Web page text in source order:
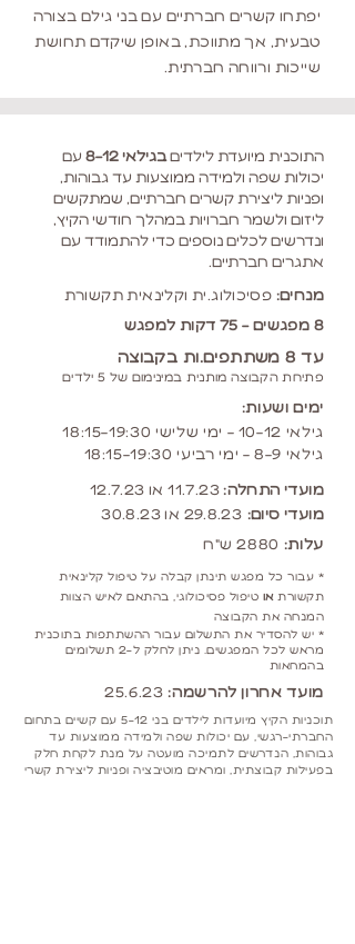
יפתחו קשרים חברתיים עם בני גילם בצורה
טבעית, אך מתווכת, באופן שיקדם תחושת
שייכות ורווחה חברתית.
התוכנית מיועדת לילדיםבגילאי 8-12
עם
יכולות שפה ולמידה ממוצעות עד גבוהות,
ופניות ליצירת קשרים חברתיים, שמתקשים
ליזום ולשמר חברויות במהלך חודשי הקיץ,
ונדרשים לכלים נוספים כדי להתמודד עם
אתגרים חברתיים.
מנחים: פסיכולוג.ית וקלינאית תקשורת
8 מפגשים - 75 דקות למפגש
עד 8 משתתפים.ות בקבוצה
פתיחת הקבוצה מותנית במינימום של 5 ילדים
ימים ושעות:
גילאי 10-12 - ימי שלישי 18:15-19:30
גילאי 8-9 - ימי רביעי 18:15-19:30
מועדי התחלה:11.7.23 או 12.7.23
מועדי סיום: 29.8.23 או 30.8.23
עלות: 2880 ש"ח
* עבור כל מפגש תינתן קבלה על טיפול קלינאית
תקשורתאו טיפול פסיכולוגי, בהתאם לאיש הצוות
המנחה את הקבוצה
* יש להסדיר את התשלום עבור ההשתתפות בתוכנית
מראש לכל המפגשים. ניתן לחלק ל-2 תשלומים
בהמחאות
מועד אחרון להרשמה: 25.6.23
תוכניות הקיץ מיועדות לילדים בני 5-12 עם קשיים בתחום
החברתי-רגשי, עם יכולות שפה ולמידה ממוצעות עד
גבוהות, הנדרשים לתמיכה מועטה על מנת לקחת חלק
בפעילות קבוצתית, ומראים מוטיבציה ופניות ליצירת קשרי